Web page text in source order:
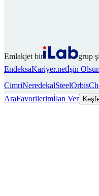
Emlakjet bir
grup
EndeksaKariyer.netİşin Olsun
CimriNeredekalSteelOrbis
AraFavorilerimİlan Ver